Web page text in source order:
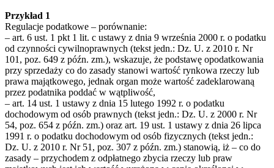
Przykład 1
Regulacje podatkowe – porównanie:
– art. 6 ust. 1 pkt 1 lit. c ustawy z dnia 9 września 2000 r. o podatku
od czynności cywilnoprawnych (tekst jedn.: Dz. U. z 2010 r. Nr
101, poz. 649 z późn. zm.), wskazuje, że podstawę opodatkowania
przy sprzedaży co do zasady stanowi wartość rynkowa rzeczy lub
prawa majątkowego, jednak organ może wartość zadeklarowaną
przez podatnika poddać w wątpliwość,
– art. 14 ust. 1 ustawy z dnia 15 lutego 1992 r. o podatku
dochodowym od osób prawnych (tekst jedn.: Dz. U. z 2000 r. Nr
54, poz. 654 z późn. zm.) oraz art. 19 ust. 1 ustawy z dnia 26 lipca
1991 r. o podatku dochodowym od osób fizycznych (tekst jedn.:
Dz. U. z 2010 r. Nr 51, poz. 307 z późn. zm.) stanowią, iż – co do
zasady – przychodem z odpłatnego zbycia rzeczy lub praw